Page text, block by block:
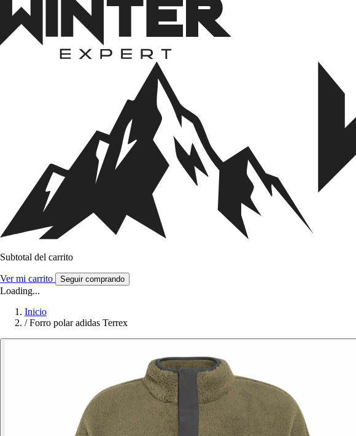
Subtotal del carrito
Ver mi carrito Seguir comprando
Loading...
Inicio
/ Forro polar adidas Terrex